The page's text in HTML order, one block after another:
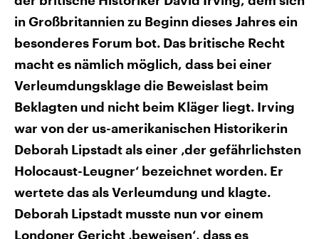
in Großbritannien zu Beginn dieses Jahres ein
besonderes Forum bot. Das britische Recht
macht es nämlich möglich, dass bei einer
Verleumdungsklage die Beweislast beim
Beklagten und nicht beim Kläger liegt. Irving
war von der us-amerikanischen Historikerin
Deborah Lipstadt als einer ‚der gefährlichsten
Holocaust-Leugner‘ bezeichnet worden. Er
wertete das als Verleumdung und klagte.
Deborah Lipstadt musste nun vor einem
Londoner Gericht ‚beweisen‘, dass es